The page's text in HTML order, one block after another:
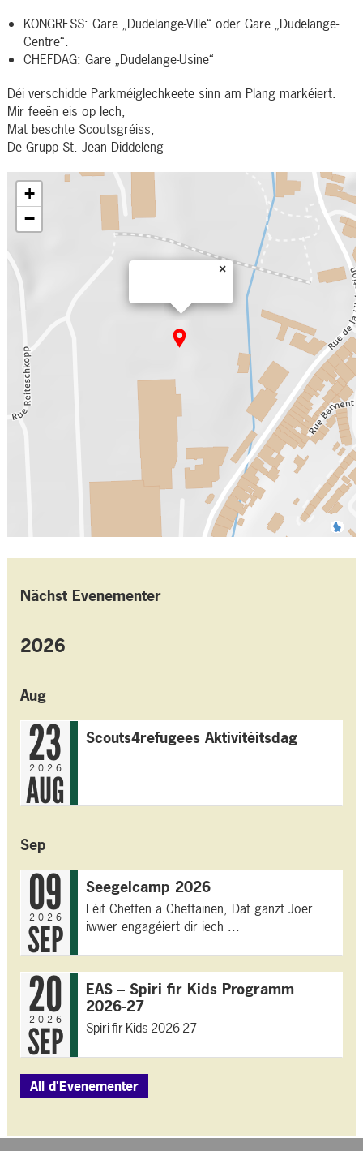
KONGRESS: Gare „Dudelange-Ville“ oder Gare „Dudelange-
Centre“.
CHEFDAG: Gare „Dudelange-Usine“
Déi verschidde Parkméiglechkeete sinn am Plang markéiert.
Mir feeën eis op Iech,
Mat beschte Scoutsgréiss,
De Grupp St. Jean Diddeleng
×
+
−
Nächst Evenementer
2026
Aug
23
2026
AUG
Scouts4refugees Aktivitéitsdag
Sep
09
2026
SEP
Seegelcamp 2026
Léif Cheffen a Cheftainen, Dat ganzt Joer
iwwer engagéiert dir iech ...
20
2026
SEP
EAS – Spiri fir Kids Programm
2026-27
Spiri-fir-Kids-2026-27
All d'Evenementer